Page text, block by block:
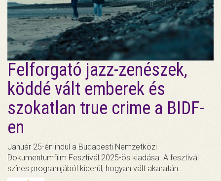
Felforgató jazz-zenészek,
köddé vált emberek és
szokatlan true crime a BIDF-
en
Január 25-én indul a Budapesti Nemzetközi
Dokumentumfilm Fesztivál 2025-ös kiadása. A fesztivál
színes programjából kiderül, hogyan vált akaratán…